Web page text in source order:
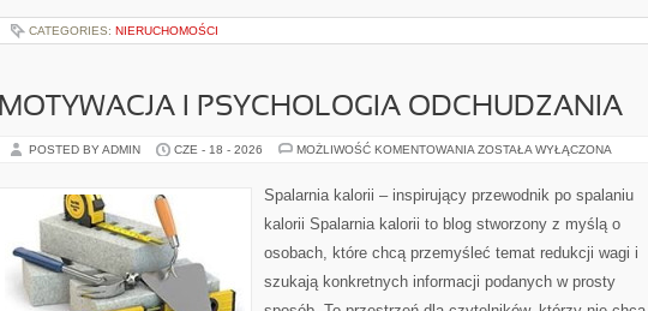
CATEGORIES: NIERUCHOMOŚCI
MOTYWACJA I PSYCHOLOGIA ODCHUDZANIA
POSTED BY ADMIN CZE - 18 - 2026 MOŻLIWOŚĆ KOMENTOWANIA MOTYWACJA
ODCHUDZANIA
ZOSTAŁA WYŁĄCZONA
Spalarnia kalorii – inspirujący przewodnik po spalaniu
kalorii Spalarnia kalorii to blog stworzony z myślą o
osobach, które chcą przemyśleć temat redukcji wagi i
szukają konkretnych informacji podanych w prosty